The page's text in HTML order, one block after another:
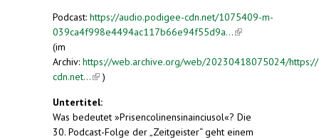
Podcast: https://audio.podigee-cdn.net/1075409-m-
039ca4f998e4494ac117b66e94f55d9a...(link is
(im
Archiv: https://web.archive.org/web/20230418075024/
cdn.net...(link is external)
)
Untertitel:
Was bedeutet »Prisencolinensinainciusol«? Die
30. Podcast-Folge der „Zeitgeister“ geht einem